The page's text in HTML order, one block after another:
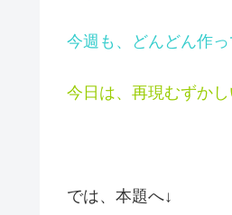
今週も、どんどん作
今日は、再現むずか
では、本題へ↓